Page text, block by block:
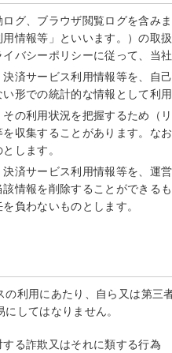
グ、ブラウザ閲覧ログを含み
情報等」といいます。）の取
バシーポリシーに従って、当
済サービス利用情報等を、自
形での統計的な情報として利
の利用状況を把握するため（
収集することがあります。な
します。
済サービス利用情報等を、運
情報を削除することができる
負わないものとします。
利用にあたり、自ら又は第
してはなりません。
る詐欺又はそれに類する行為